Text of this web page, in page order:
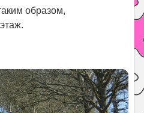
образом,